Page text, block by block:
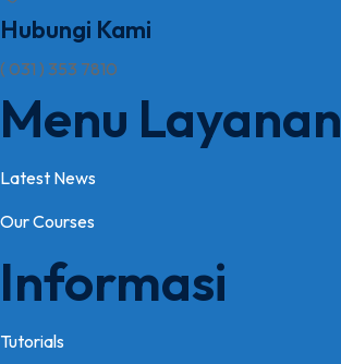
Hubungi Kami
( 031 ) 353 7810
Menu Layanan
Latest News
Our Courses
Informasi
Tutorials